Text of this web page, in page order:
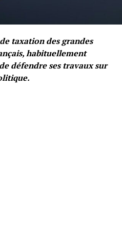
taxation des grandes
habituellement
défendre ses travaux sur